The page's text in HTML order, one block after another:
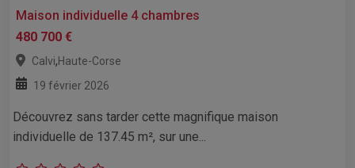
Maison individuelle 4 chambres
480 700 €
Calvi,Haute-Corse
19 février 2026
Découvrez sans tarder cette magnifique maison
individuelle de 137.45 m², sur une...